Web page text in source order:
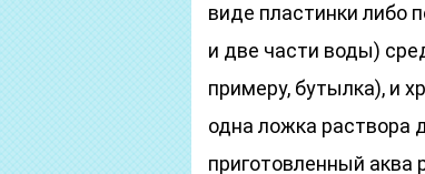
виде пластинки либо
и две части воды)
примеру, бутылка), и
одна ложка раствора
приготовленный аква